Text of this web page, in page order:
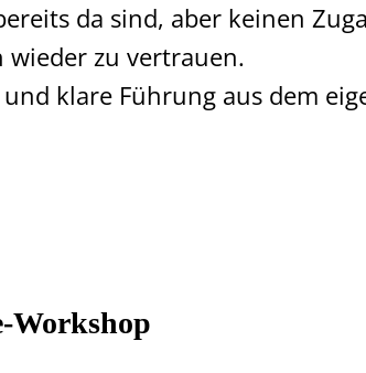
da sind, aber keinen
zu vertrauen.
klare Führung aus dem
Workshop